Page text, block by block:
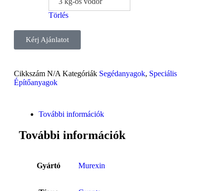
Törlés
Kérj Ajánlatot
Cikkszám N/A Kategóriák Segédanyagok, Speciális
Építőanyagok
További információk
További információk
Gyártó Murexin